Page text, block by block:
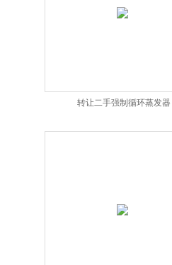
转让二手强制循环蒸发器